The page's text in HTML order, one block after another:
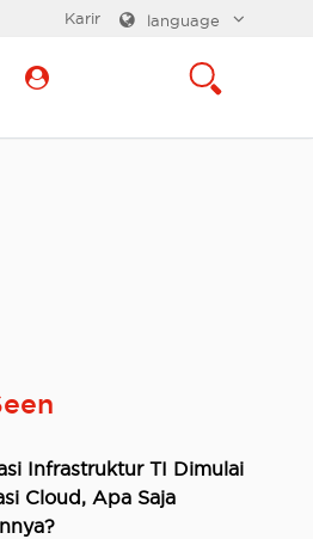
language
Karir
Infrastruktur TI Dimulai
Cloud, Apa Saja